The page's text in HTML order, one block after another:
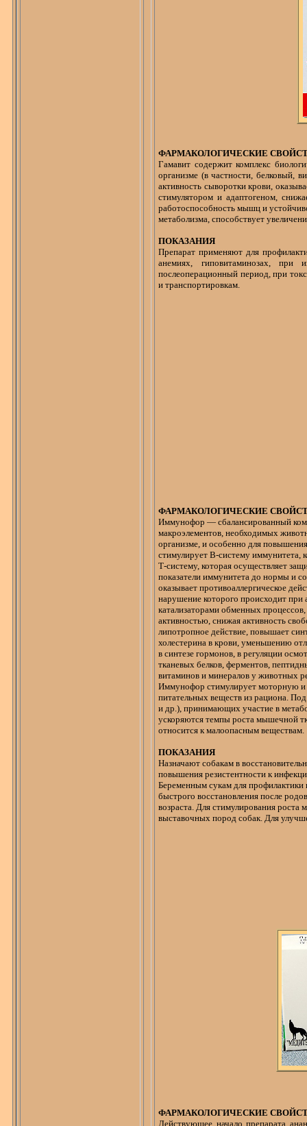
ФАРМАКОЛОГИЧЕСКИЕ
Гамавит содержит комплекс
организме (в частности, белковый,
активность сыворотки крови,
стимулятором иадаптогеном ,
работоспособность мышц и
метаболизма, способствует
ПОКАЗАНИЯ
Препарат применяют для
анемиях, гиповитаминозах, при
послеоперационный период, при
и транспортировкам.
ФАРМАКОЛОГИЧЕСКИЕ
Иммунофор — сбалансированный
макроэлементов, необходимых
организме, и особенно для
стимулирует В-систему иммунитета,
Т-систему, которая осуществляет
показатели иммунитета до нормы и
оказывает противоаллергическое
нарушение которого происходит при
катализаторами обменных
активностью, снижая активность
липотропное действие, повышает
холестерина в крови, уменьшению
в синтезе гормонов, в регуляции
тканевых белков, ферментов,
витаминов и минералов у животных
Иммунофор стимулирует моторную
питательных веществ из рациона.
и др.), принимающих участие в
ускоряются темпы роста мышечной
относится к малоопасным веществам.
ПОКАЗАНИЯ
Назначают собакам в
повышениярезистентности к
Беременным сукам для
быстрого восстановления после
возраста. Для стимулирования
выставочных пород собак. Для
ФАРМАКОЛОГИЧЕСКИЕ
Действующее начало препарата